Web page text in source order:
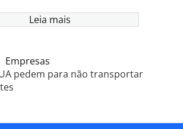
Leia mais
Empresas
pedem para não transportar